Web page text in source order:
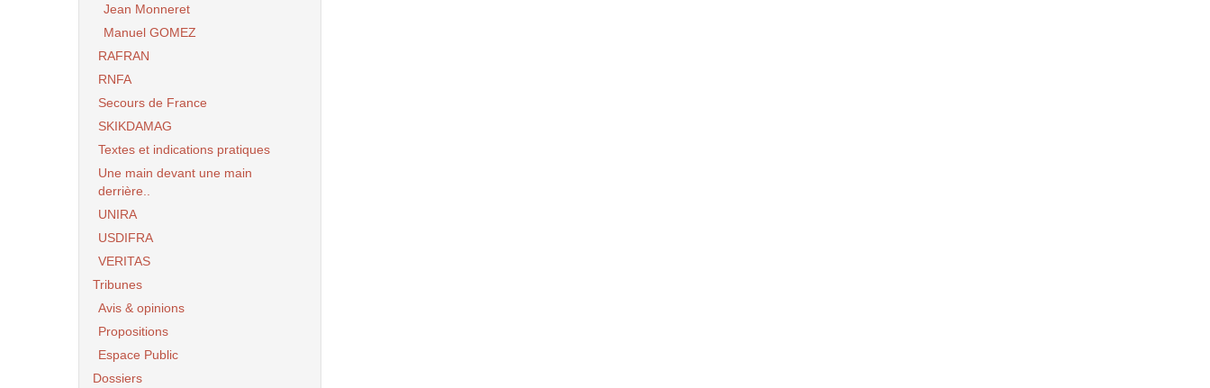
Jean Monneret
Manuel GOMEZ
RAFRAN
RNFA
Secours de France
SKIKDAMAG
Textes et indications pratiques
Une main devant une main
derrière..
UNIRA
USDIFRA
VERITAS
Tribunes
Avis & opinions
Propositions
Espace Public
Dossiers